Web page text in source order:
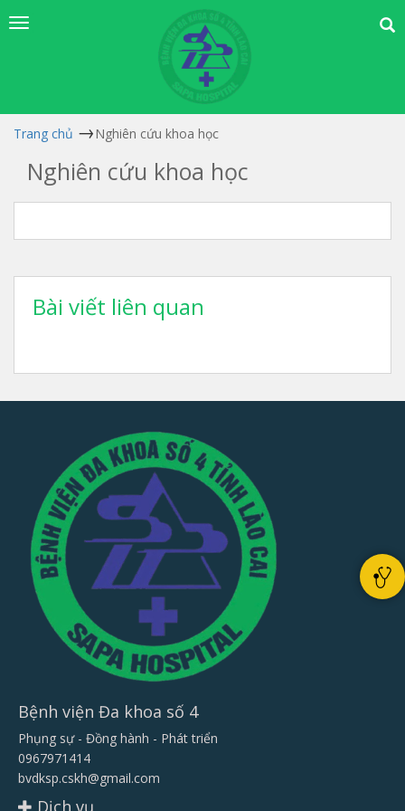
Trang chủ Nghiên cứu khoa học
Nghiên cứu khoa học
Bài viết liên quan
Bệnh viện Đa khoa số 4
Phụng sự - Đồng hành - Phát triển
0967971414
bvdksp.cskh@gmail.com
Dịch vụ